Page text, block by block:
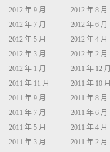
2012 年 9 月
2012 年 8 月
2012 年 7 月
2012 年 6 月
2012 年 5 月
2012 年 4 月
2012 年 3 月
2012 年 2 月
2012 年 1 月
2011 年 12 月
2011 年 11 月
2011 年 10 月
2011 年 9 月
2011 年 8 月
2011 年 7 月
2011 年 6 月
2011 年 5 月
2011 年 4 月
2011 年 3 月
2011 年 2 月